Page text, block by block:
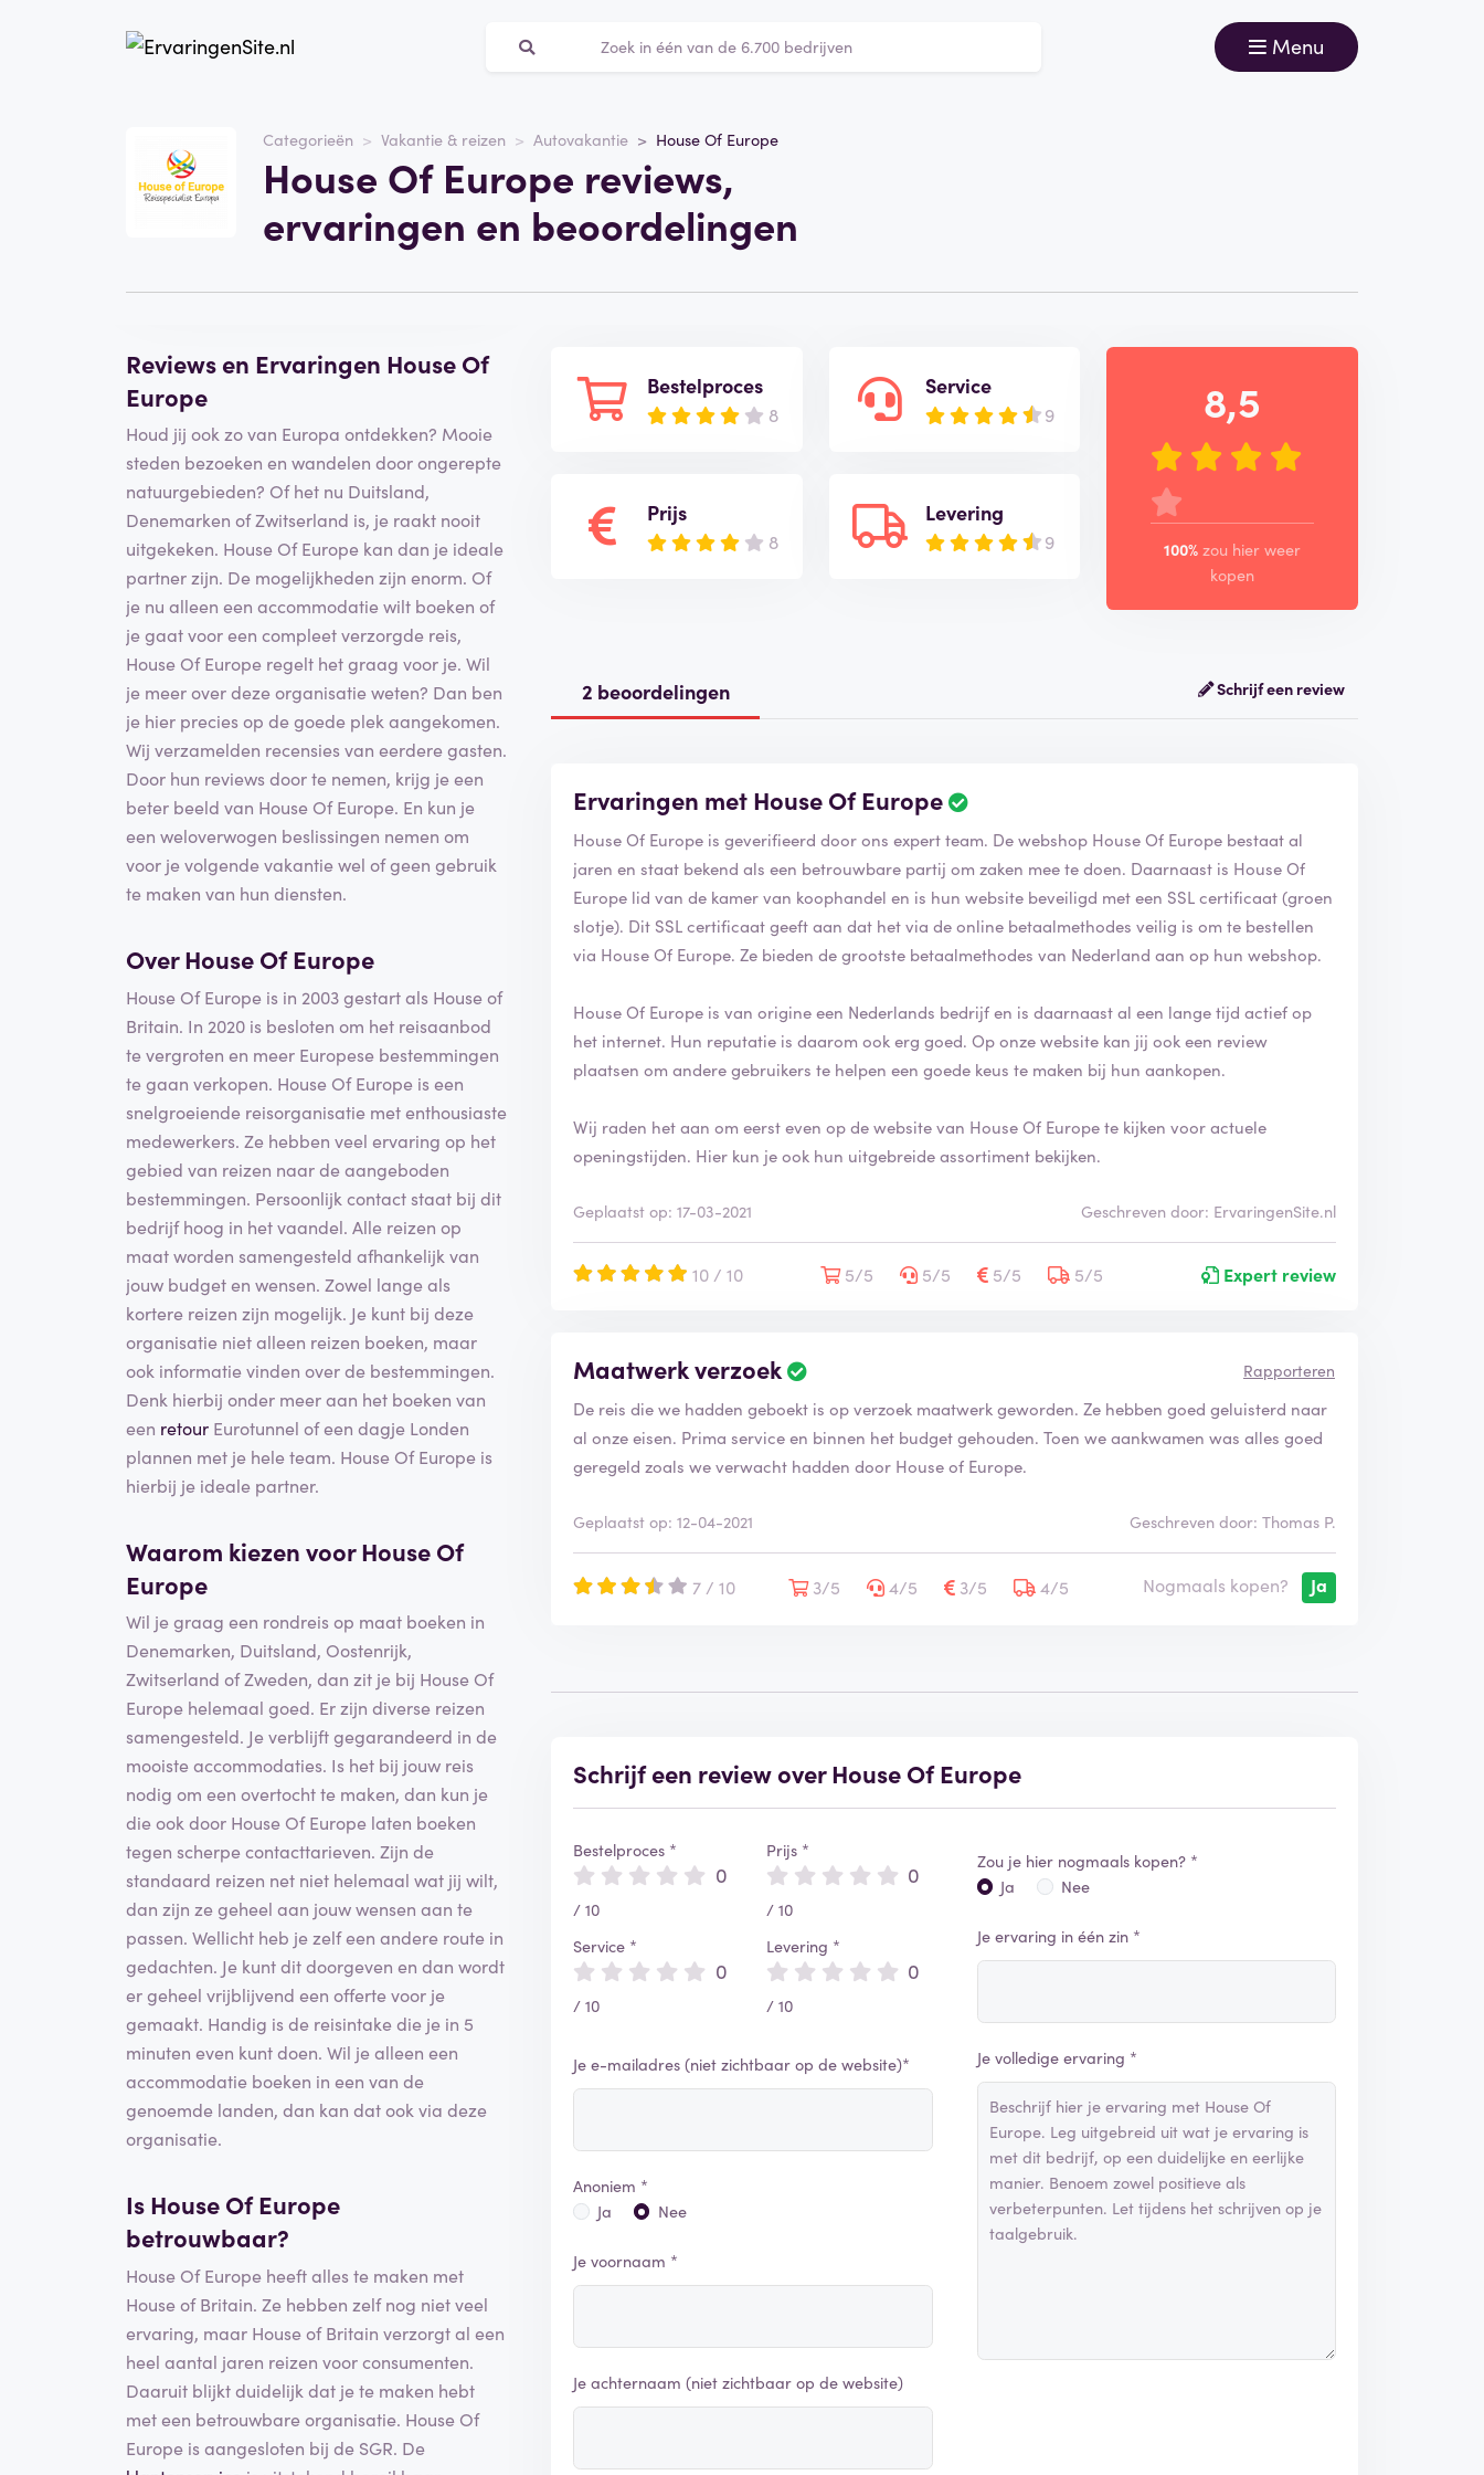
Menu
Categorieën Vakantie & reizen Autovakantie House Of Europe
House Of Europe reviews,
ervaringen en beoordelingen
House Of Europe
Categorie
Vakantie & reizen
Schrijf een beoordeling
Reviews en Ervaringen House Of
Europe
Houd jij ook zo van Europa ontdekken? Mooie
steden bezoeken en wandelen door ongerepte
natuurgebieden? Of het nu Duitsland,
Denemarken of Zwitserland is, je raakt nooit
uitgekeken. House Of Europe kan dan je ideale
partner zijn. De mogelijkheden zijn enorm. Of
je nu alleen een accommodatie wilt boeken of
je gaat voor een compleet verzorgde reis,
House Of Europe regelt het graag voor je. Wil
je meer over deze organisatie weten? Dan ben
je hier precies op de goede plek aangekomen.
Wij verzamelden recensies van eerdere gasten.
Door hun reviews door te nemen, krijg je een
beter beeld van House Of Europe. En kun je
een weloverwogen beslissingen nemen om
voor je volgende vakantie wel of geen gebruik
te maken van hun diensten.
Over House Of Europe
House Of Europe is in 2003 gestart als House of
Britain. In 2020 is besloten om het reisaanbod
te vergroten en meer Europese bestemmingen
te gaan verkopen. House Of Europe is een
snelgroeiende reisorganisatie met enthousiaste
medewerkers. Ze hebben veel ervaring op het
gebied van reizen naar de aangeboden
bestemmingen. Persoonlijk contact staat bij dit
bedrijf hoog in het vaandel. Alle reizen op
maat worden samengesteld afhankelijk van
jouw budget en wensen. Zowel lange als
kortere reizen zijn mogelijk. Je kunt bij deze
organisatie niet alleen reizen boeken, maar
ook informatie vinden over de bestemmingen.
Denk hierbij onder meer aan het boeken van
een retour Eurotunnel of een dagje Londen
plannen met je hele team. House Of Europe is
hierbij je ideale partner.
Waarom kiezen voor House Of
Europe
Wil je graag een rondreis op maat boeken in
Denemarken, Duitsland, Oostenrijk,
Zwitserland of Zweden, dan zit je bij House Of
Europe helemaal goed. Er zijn diverse reizen
samengesteld. Je verblijft gegarandeerd in de
mooiste accommodaties. Is het bij jouw reis
nodig om een overtocht te maken, dan kun je
die ook door House Of Europe laten boeken
tegen scherpe contacttarieven. Zijn de
standaard reizen net niet helemaal wat jij wilt,
dan zijn ze geheel aan jouw wensen aan te
passen. Wellicht heb je zelf een andere route in
gedachten. Je kunt dit doorgeven en dan wordt
er geheel vrijblijvend een offerte voor je
gemaakt. Handig is de reisintake die je in 5
minuten even kunt doen. Wil je alleen een
accommodatie boeken in een van de
genoemde landen, dan kan dat ook via deze
organisatie.
Is House Of Europe
betrouwbaar?
House Of Europe heeft alles te maken met
House of Britain. Ze hebben zelf nog niet veel
ervaring, maar House of Britain verzorgt al een
heel aantal jaren reizen voor consumenten.
Daaruit blijkt duidelijk dat je te maken hebt
met een betrouwbare organisatie. House Of
Europe is aangesloten bij de SGR. De
Bestelproces
8
Prijs
8
Service
9
Levering
9
8,5
100% zou hier weer
kopen
2 beoordelingen Schrijf een review
Ervaringen met House Of Europe
House Of Europe is geverifieerd door ons expert team. De webshop House Of Europe bestaat al
jaren en staat bekend als een betrouwbare partij om zaken mee te doen. Daarnaast is House Of
Europe lid van de kamer van koophandel en is hun website beveiligd met een SSL certificaat (groen
slotje). Dit SSL certificaat geeft aan dat het via de online betaalmethodes veilig is om te bestellen
via House Of Europe. Ze bieden de grootste betaalmethodes van Nederland aan op hun webshop.
House Of Europe is van origine een Nederlands bedrijf en is daarnaast al een lange tijd actief op
het internet. Hun reputatie is daarom ook erg goed. Op onze website kan jij ook een review
plaatsen om andere gebruikers te helpen een goede keus te maken bij hun aankopen.
Wij raden het aan om eerst even op de website van House Of Europe te kijken voor actuele
openingstijden. Hier kun je ook hun uitgebreide assortiment bekijken.
Geplaatst op: 17-03-2021 Geschreven door: ErvaringenSite.nl
10 / 10 5/5 5/5 5/5 5/5 Expert review
Maatwerk verzoek Rapporteren
De reis die we hadden geboekt is op verzoek maatwerk geworden. Ze hebben goed geluisterd naar
al onze eisen. Prima service en binnen het budget gehouden. Toen we aankwamen was alles goed
geregeld zoals we verwacht hadden door House of Europe.
Geplaatst op: 12-04-2021 Geschreven door: Thomas P.
7 / 10 3/5 4/5 3/5 4/5 Nogmaals kopen? Ja
Schrijf een review over House Of Europe
Bestelproces *
0
/ 10
Service *
0
/ 10
Prijs *
0
/ 10
Levering *
0
/ 10
Je e-mailadres (niet zichtbaar op de website)*
Anoniem *
Ja
Nee
Je voornaam *
Je achternaam (niet zichtbaar op de website)
Zou je hier nogmaals kopen? *
Ja
Nee
Je ervaring in één zin *
Je volledige ervaring *